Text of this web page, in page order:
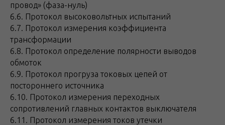
провод» (фаза-нуль)
6.6. Протокол высоковольтных испытаний
6.7. Протокол измерения коэффициента
трансформации
6.8. Протокол определение полярности выводов
обмоток
6.9. Протокол прогруза токовых цепей от
постороннего источника
6.10. Протокол измерения переходных
сопротивлений главных контактов выключателя
6.11. Протокол измерения токов утечки